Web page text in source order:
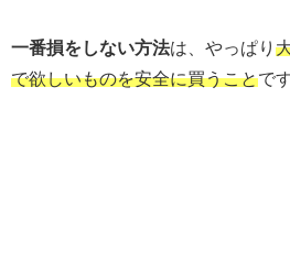
一番損をしない方法は、やっぱり
で欲しいものを安全に買うことで